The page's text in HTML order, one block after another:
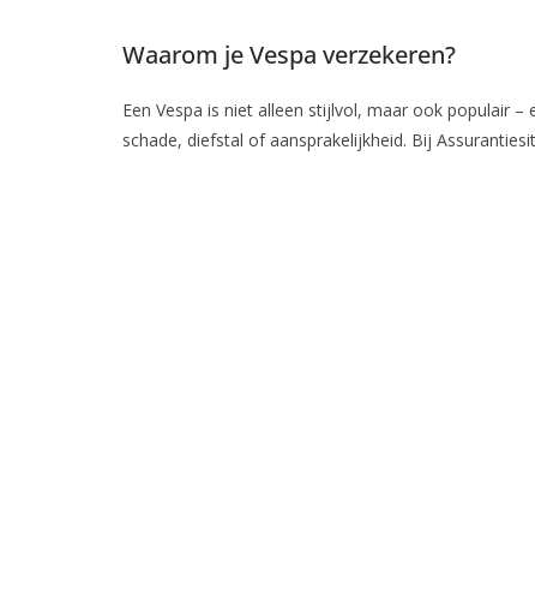
Waarom je Vespa verzekeren?
Een Vespa is niet alleen stijlvol, maar ook populair
schade, diefstal of aansprakelijkheid. Bij